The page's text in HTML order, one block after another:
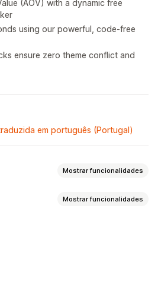
(AOV) with a dynamic free
using our powerful, code-free
ensure zero theme conflict and
em português (Portugal)
Mostrar funcionalidades
Mostrar funcionalidades